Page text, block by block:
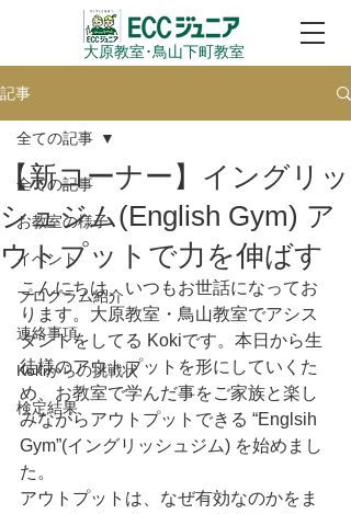
大原教室​･鳥山下町教室
記事
全ての記事
お教室の様子
イベント
プログラム紹介
連絡事項
Kokiからの挑戦状
検定結果
全ての記事
【新コーナー】イングリッ
シュジム(English Gym) ア
ウトプットで力を伸ばす
こんにちは、いつもお世話になってお
ります。大原教室・鳥山教室でアシス
タントをしてる Kokiです。本日から生
徒様のアウトプットを形にしていくた
め、お教室で学んだ事をご家族と楽し
みながらアウトプットできる “Englsih
Gym”(イングリッシュジム) を始めまし
た。
アウトプットは、なぜ有効なのかをま